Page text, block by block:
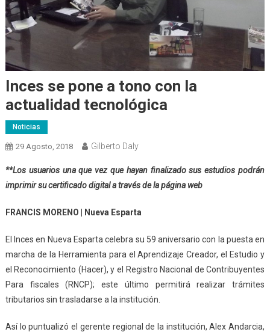
Inces se pone a tono con la
actualidad tecnológica
Noticias
29 Agosto, 2018 Gilberto Daly
**Los usuarios una que vez que hayan finalizado sus estudios podrán
imprimir su certificado digitala través de la página web
FRANCIS MORENO | Nueva Esparta
El Incesen Nueva Esparta celebra su 59 aniversario con la puesta en
marcha de la Herramienta para el Aprendizaje Creador, el Estudio y
el Reconocimiento (Hacer), y el Registro Nacional de Contribuyentes
Para fiscales (RNCP); este último permitirá realizar trámites
tributarios sin trasladarse a la institución.
Así lo puntualizó el gerente regional de la institución, Alex Andarcia,